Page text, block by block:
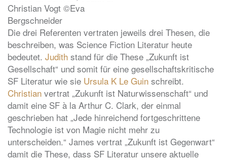
Christian Vogt ©Eva
Bergschneider
Die drei Referenten vertraten jeweils drei Thesen, die
beschreiben, was Science Fiction Literatur heute
bedeutet. Judith stand für die These „Zukunft ist
Gesellschaft“ und somit für eine gesellschaftskritische
SF Literatur wie sie Ursula K Le Guin schreibt.
Christian vertrat „Zukunft ist Naturwissenschaft“ und
damit eine SF à la Arthur C. Clark, der einmal
geschrieben hat „Jede hinreichend fortgeschrittene
Technologie ist von Magie nicht mehr zu
unterscheiden.“ James vertrat „Zukunft ist Gegenwart“
damit die These, dass SF Literatur unsere aktuelle